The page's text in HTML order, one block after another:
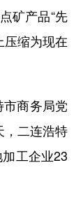
矿产品“先
缩为现在
商务局党
，二连浩特
工企业23